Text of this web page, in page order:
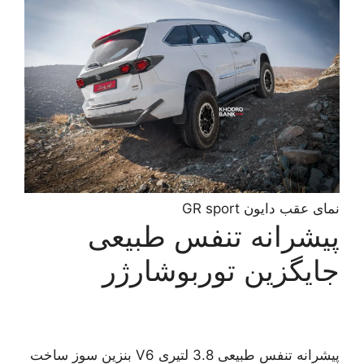
نمای عقب دایون GR sport
پیشرانه تنفس طبیعی
جایگزین توربوشارژر
پیشرانه تنفس طبیعی 3.8 لتیری V6 بنزین سوز ساخت